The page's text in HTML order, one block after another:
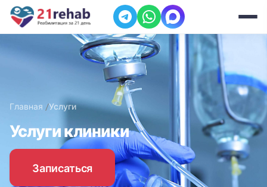
Главная Услуги
Услуги клиники
Записаться